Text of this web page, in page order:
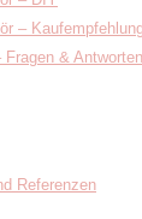
–
& Antworten
Referenzen